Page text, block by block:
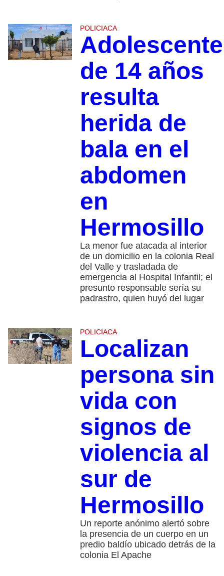
POLICIACA
Adolescente
de 14 años
resulta
herida de
bala en el
abdomen
en
Hermosillo
La menor fue atacada al interior
de un domicilio en la colonia Real
del Valle y trasladada de
emergencia al Hospital Infantil; el
presunto responsable sería su
padrastro, quien huyó del lugar
POLICIACA
Localizan
persona sin
vida con
signos de
violencia al
sur de
Hermosillo
Un reporte anónimo alertó sobre
la presencia de un cuerpo en un
predio baldío ubicado detrás de la
colonia El Apache